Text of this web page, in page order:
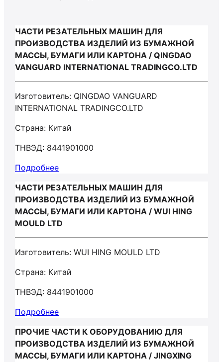
ЧАСТИ РЕЗАТЕЛЬНЫХ МАШИН ДЛЯ
ПРОИЗВОДСТВА ИЗДЕЛИЙ ИЗ БУМАЖНОЙ
МАССЫ, БУМАГИ ИЛИ КАРТОНА / QINGDAO
VANGUARD INTERNATIONAL TRADINGCO.LTD
Изготовитель: QINGDAO VANGUARD
INTERNATIONAL TRADINGCO.LTD
Страна: Китай
ТНВЭД: 8441901000
Подробнее
ЧАСТИ РЕЗАТЕЛЬНЫХ МАШИН ДЛЯ
ПРОИЗВОДСТВА ИЗДЕЛИЙ ИЗ БУМАЖНОЙ
МАССЫ, БУМАГИ ИЛИ КАРТОНА / WUI HING
MOULD LTD
Изготовитель: WUI HING MOULD LTD
Страна: Китай
ТНВЭД: 8441901000
Подробнее
ПРОЧИЕ ЧАСТИ К ОБОРУДОВАНИЮ ДЛЯ
ПРОИЗВОДСТВА ИЗДЕЛИЙ ИЗ БУМАЖНОЙ
МАССЫ, БУМАГИ ИЛИ КАРТОНА / JINGXING